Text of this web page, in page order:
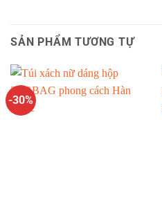
SẢN PHẨM TƯƠNG TỰ
-30%